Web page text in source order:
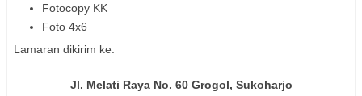
Fotocopy KK
Foto 4x6
Lamaran dikirim ke:
Jl. Melati Raya No. 60 Grogol, Sukoharjo